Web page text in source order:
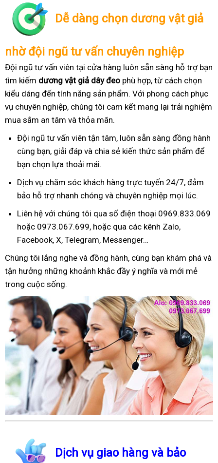
Dễ dàng chọn dương vật giả
nhờ đội ngũ tư vấn chuyên nghiệp
Đội ngũ tư vấn viên tại cửa hàng luôn sẵn sàng hỗ trợ bạn
tìm kiếm dương vật giả dây đeo phù hợp, từ cách chọn
kiểu dáng đến tính năng sản phẩm. Với phong cách phục
vụ chuyên nghiệp, chúng tôi cam kết mang lại trải nghiệm
mua sắm an tâm và thỏa mãn.
Đội ngũ tư vấn viên tận tâm, luôn sẵn sàng đồng hành
cùng bạn, giải đáp và chia sẻ kiến thức sản phẩm để
bạn chọn lựa thoải mái.
Dịch vụ chăm sóc khách hàng trực tuyến 24/7, đảm
bảo hỗ trợ nhanh chóng và chuyên nghiệp mọi lúc.
Liên hệ với chúng tôi qua số điện thoại 0969.833.069
hoặc 0973.067.699, hoặc qua các kênh Zalo,
Facebook, X, Telegram, Messenger…
Chúng tôi lắng nghe và đồng hành, cùng bạn khám phá và
tận hưởng những khoảnh khắc đầy ý nghĩa và mới mẻ
trong cuộc sống.
Dịch vụ giao hàng và bảo